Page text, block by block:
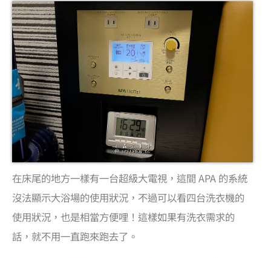
在床尾的地方一樣有一台超級大電視，這間 APA 的系統
沒法顯示大浴場的使用狀況，不過可以看四台洗衣機的
使用狀況，也是相當方便哩！這樣如果有洗衣需求的
話，就不用一直跑來跑去了。